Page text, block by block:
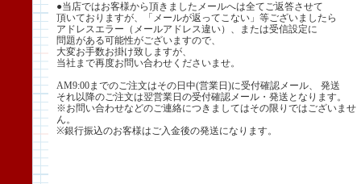
●当店ではお客様から頂きましたメールへは全てご返答させて
頂いておりますが、「メールが返ってこない」等ございましたら
アドレスエラー（メールアドレス違い）、または受信設定に
問題がある可能性がございますので、
大変お手数お掛け致しますが、
当社まで再度お問い合わせくださいませ。
AM9:00までのご注文はその日中(営業日)に受付確認メール、 発送
それ以降のご注文は翌営業日の受付確認メール・発送となります。
※お問い合わせなどのご連絡につきましてはその限りではございませ
ん。
※銀行振込のお客様はご入金後の発送になります。